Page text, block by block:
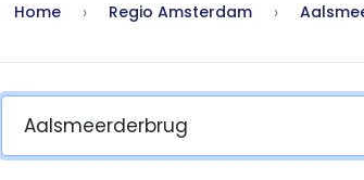
Home Regio Amsterdam